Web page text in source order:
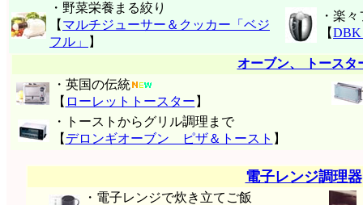
・野菜栄養まる絞り
【 マルチジューサー＆クッカー「ベジ
フル」
】
・楽
【DBK
オーブン、 トースタ
・英国の伝統
【 ローレットトースター 】
・トーストからグリル調理まで
【 デロンギオーブン ピザ＆トースト 】
電子レンジ調理器
・電子レンジで炊き立てご飯